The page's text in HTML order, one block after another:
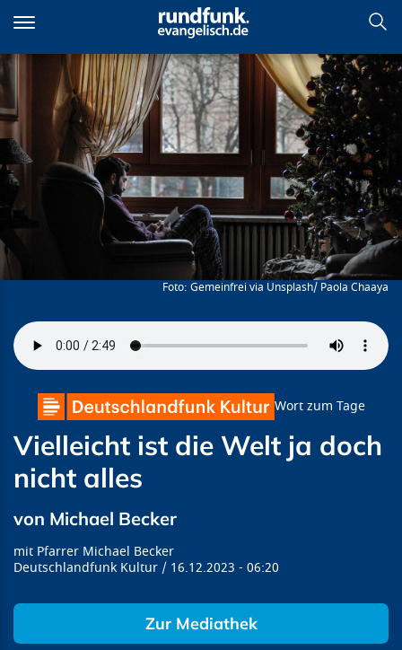
zum
Inhalt
Vielleicht ist die Welt ja doch
nicht alles
Gemeinfrei via Unsplash/ Paola Chaaya
Wort zum Tage
Vielleicht ist die Welt ja doch
nicht alles
von Michael Becker
Pfarrer Michael Becker
Deutschlandfunk Kultur
16.12.2023 06:20
Zur Mediathek